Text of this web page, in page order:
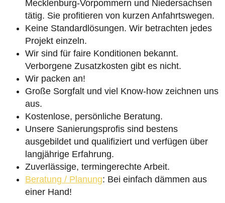
Mecklenburg-Vorpommern und Niedersachsen
tätig. Sie profitieren von kurzen Anfahrtswegen.
Keine Standardlösungen. Wir betrachten jedes
Projekt einzeln.
Wir sind für faire Konditionen bekannt.
Verborgene Zusatzkosten gibt es nicht.
Wir packen an!
Große Sorgfalt und viel Know-how zeichnen uns
aus.
Kostenlose, persönliche Beratung.
Unsere Sanierungsprofis sind bestens
ausgebildet und qualifiziert und verfügen über
langjährige Erfahrung.
Zuverlässige, termingerechte Arbeit.
Beratung / Planung: Bei einfach dämmen aus
einer Hand!